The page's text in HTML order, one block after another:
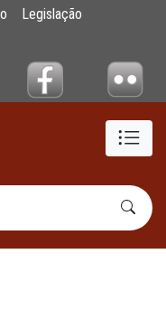
sobre
Legislação